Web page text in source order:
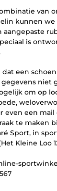
van
kunnen we
aangepaste
is
een
niet
om op
even een
te maken
Sport, in
Kleine Loo